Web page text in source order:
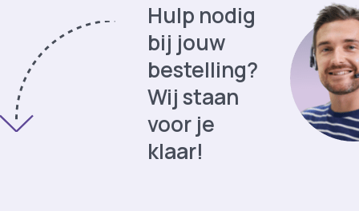
Hulp nodig
bij jouw
bestelling?
Wij staan
voor je
klaar!